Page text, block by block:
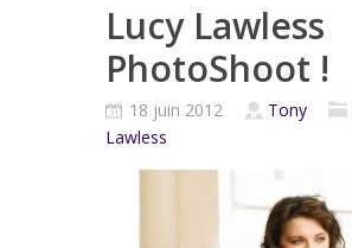
Lucy Lawless
PhotoShoot !
18 juin 2012 Tony
Lawless